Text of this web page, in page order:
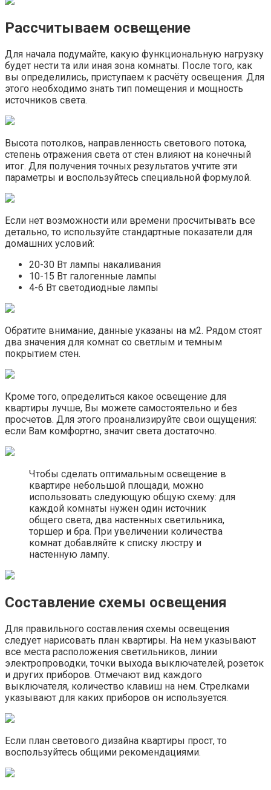
Рассчитываем освещение
Для начала подумайте, какую функциональную нагрузку
будет нести та или иная зона комнаты. После того, как
вы определились, приступаем к расчёту освещения. Для
этого необходимо знать тип помещения и мощность
источников света.
Высота потолков, направленность светового потока,
степень отражения света от стен влияют на конечный
итог. Для получения точных результатов учтите эти
параметры и воспользуйтесь специальной формулой.
Если нет возможности или времени просчитывать все
детально, то используйте стандартные показатели для
домашних условий:
20-30 Вт лампы накаливания
10-15 Вт галогенные лампы
4-6 Вт светодиодные лампы
Обратите внимание, данные указаны на м2. Рядом стоят
два значения для комнат со светлым и темным
покрытием стен.
Кроме того, определиться какое освещение для
квартиры лучше, Вы можете самостоятельно и без
просчетов. Для этого проанализируйте свои ощущения:
если Вам комфортно, значит света достаточно.
Чтобы сделать оптимальным освещение в
квартире небольшой площади, можно
использовать следующую общую схему: для
каждой комнаты нужен один источник
общего света, два настенных светильника,
торшер и бра. При увеличении количества
комнат добавляйте к списку люстру и
настенную лампу.
Составление схемы освещения
Для правильного составления схемы освещения
следует нарисовать план квартиры. На нем указывают
все места расположения светильников, линии
электропроводки, точки выхода выключателей, розеток
и других приборов. Отмечают вид каждого
выключателя, количество клавиш на нем. Стрелками
указывают для каких приборов он используется.
Если план светового дизайна квартиры прост, то
воспользуйтесь общими рекомендациями.